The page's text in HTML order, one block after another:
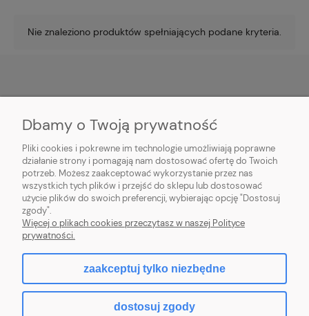
Nie znaleziono produktów spełniających podane kryteria.
PŁATNOŚĆ I DOSTAWA
MOJE KONTO
O FIRMIE
Dbamy o Twoją prywatność
Pliki cookies i pokrewne im technologie umożliwiają poprawne
działanie strony i pomagają nam dostosować ofertę do Twoich
potrzeb. Możesz zaakceptować wykorzystanie przez nas
wszystkich tych plików i przejść do sklepu lub dostosować
użycie plików do swoich preferencji, wybierając opcję "Dostosuj
zgody".
Więcej o plikach cookies przeczytasz w naszej Polityce
prywatności.
zaakceptuj tylko niezbędne
dostosuj zgody